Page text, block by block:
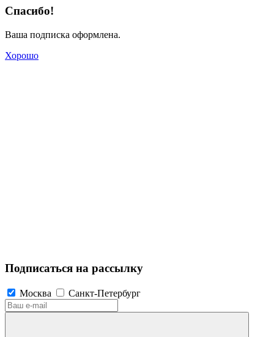
Спасибо!
Ваша подписка оформлена.
Хорошо
Подписаться на рассылку
Москва Санкт-Петербург